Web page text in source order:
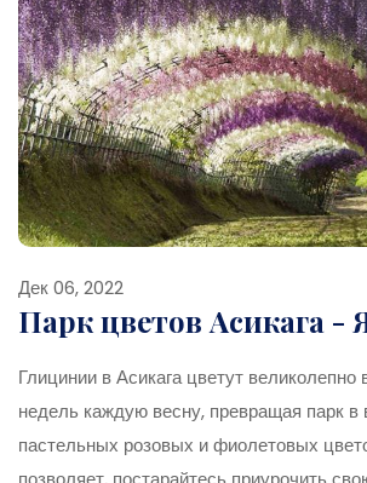
Дек 06, 2022
Парк цветов Асикага -
Глицинии в Асикага цветут великолепно
недель каждую весну, превращая парк в
пастельных розовых и фиолетовых